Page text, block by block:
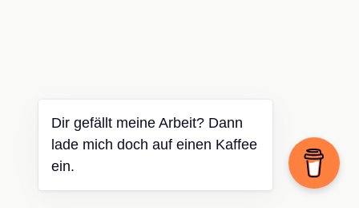
Dir gefällt meine Arbeit? Dann
lade mich doch auf einen Kaffee
ein.